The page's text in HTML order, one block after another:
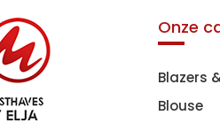
Onze
Blazers
Blouse